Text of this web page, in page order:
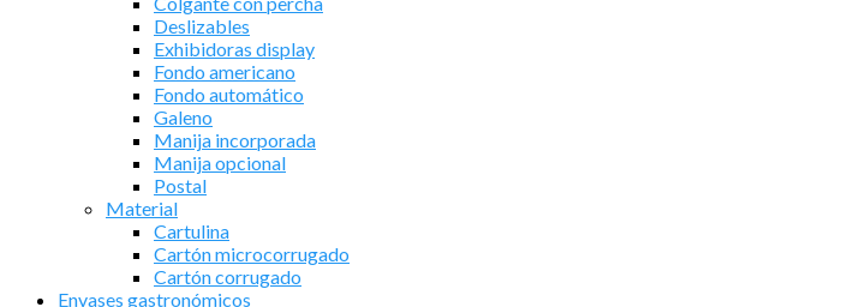
Deslizables
Exhibidoras display
Fondo americano
Fondo automático
Galeno
Manija incorporada
Manija opcional
Postal
Material
Cartulina
Cartón microcorrugado
Cartón corrugado
Envases gastronómicos